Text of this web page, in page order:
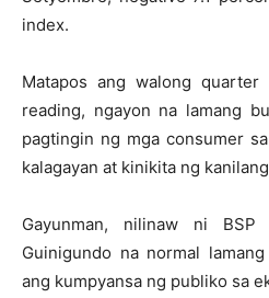
index.
Matapos ang walong
reading, ngayon na lamang
pagtingin ng mga consumer
kalagayan at kinikita ng
Gayunman, nilinaw ni BSP
Guinigundo na normal
ang kumpyansa ng publiko sa